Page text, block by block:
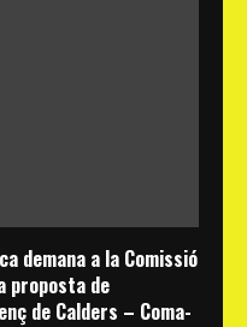
demana a la Comissió
proposta de
de Calders – Coma-